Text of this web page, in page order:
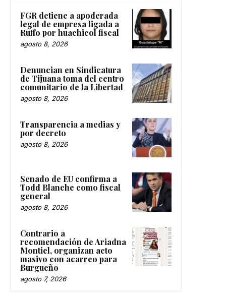
FGR detiene a apoderada
legal de empresa ligada a
Ruffo por huachicol fiscal
agosto 8, 2026
Denuncian en Sindicatura
de Tijuana toma del centro
comunitario de la Libertad
agosto 8, 2026
Transparencia a medias y
por decreto
agosto 8, 2026
Senado de EU confirma a
Todd Blanche como fiscal
general
agosto 8, 2026
Contrario a
recomendación de Ariadna
Montiel, organizan acto
masivo con acarreo para
Burgueño
agosto 7, 2026